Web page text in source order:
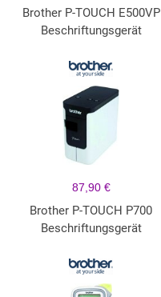
Brother P-TOUCH E500VP
Beschriftungsgerät
87,90 €
Brother P-TOUCH P700
Beschriftungsgerät